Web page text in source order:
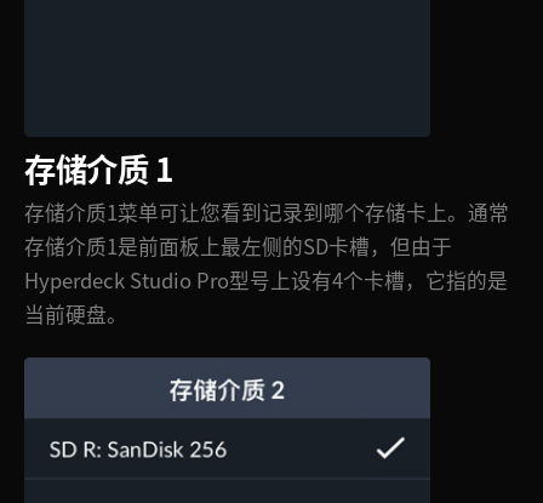
存储介质 1
存储介质1菜单可让您看到记录到哪个存储卡上。通常
存储介质1是前面板上最左侧的SD卡槽，但由于
Hyperdeck Studio Pro型号上设有4个卡槽，它指的是
当前硬盘。